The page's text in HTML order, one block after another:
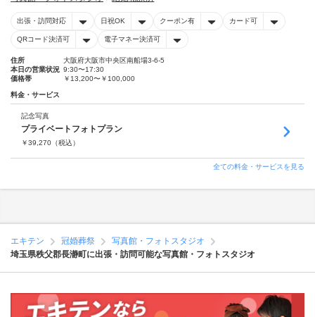
出張・訪問対応 日祝OK クーポン有 カード可
QRコード決済可 電子マネー決済可
住所
大阪府大阪市中央区南船場3-6-5
本日の営業状況 9:30〜17:30
価格帯
￥13,200〜￥100,000
料金・サービス
記念写真
プライベートフォトプラン
￥39,270 （税込）
全ての料金・サービスを見る
エキテン 冠婚葬祭
写真館・フォトスタジオ
埼玉県秩父郡長瀞町に出張・訪問可能な写真館・フォトスタジオ